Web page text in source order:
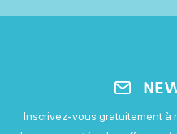
Inscrivez-vous gratuitement à